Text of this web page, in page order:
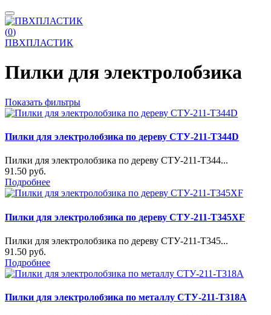
(0)
ПВХПЛАСТИК
Пилки для электролобзика
Показать фильтры
Пилки для электролобзика по дереву СТУ-211-Т344D
Пилки для электролобзика по дереву СТУ-211-Т344...
91.50 руб.
Подробнее
Пилки для электролобзика по дереву СТУ-211-Т345XF
Пилки для электролобзика по дереву СТУ-211-Т345...
91.50 руб.
Подробнее
Пилки для электролобзика по металлу СТУ-211-Т318A